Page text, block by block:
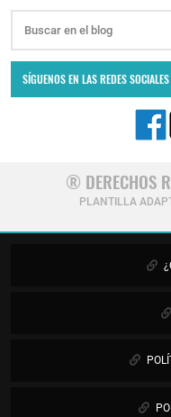
SÍGUENOS EN LAS REDES SOCIALES
® DERECHOS
PLANTILLA